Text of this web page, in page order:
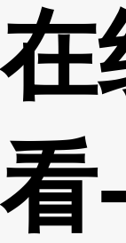
在
看